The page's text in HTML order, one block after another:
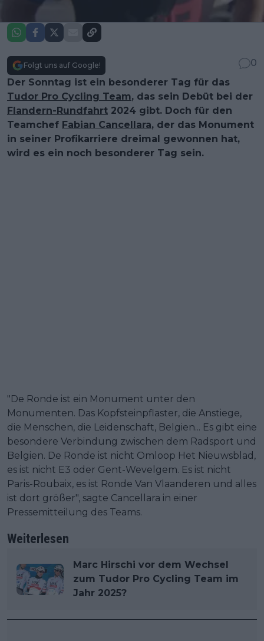
Folgt uns auf Google!
0
Der Sonntag ist ein besonderer Tag für das
Tudor Pro Cycling Team, das sein Debüt bei der
Flandern-Rundfahrt 2024 gibt. Doch für den
Teamchef Fabian Cancellara, der das Monument
in seiner Profikarriere dreimal gewonnen hat,
wird es ein noch besonderer Tag sein.
"De Ronde ist ein Monument unter den
Monumenten. Das Kopfsteinpflaster, die Anstiege,
die Menschen, die Leidenschaft, Belgien... Es gibt eine
besondere Verbindung zwischen dem Radsport und
Belgien. De Ronde ist nicht Omloop Het Nieuwsblad,
es ist nicht E3 oder Gent-Wevelgem. Es ist nicht
Paris-Roubaix, es ist Ronde Van Vlaanderen und alles
ist dort größer", sagte Cancellara in einer
Pressemitteilung des Teams.
Weiterlesen
Marc Hirschi vor dem Wechsel
zum Tudor Pro Cycling Team im
Jahr 2025?